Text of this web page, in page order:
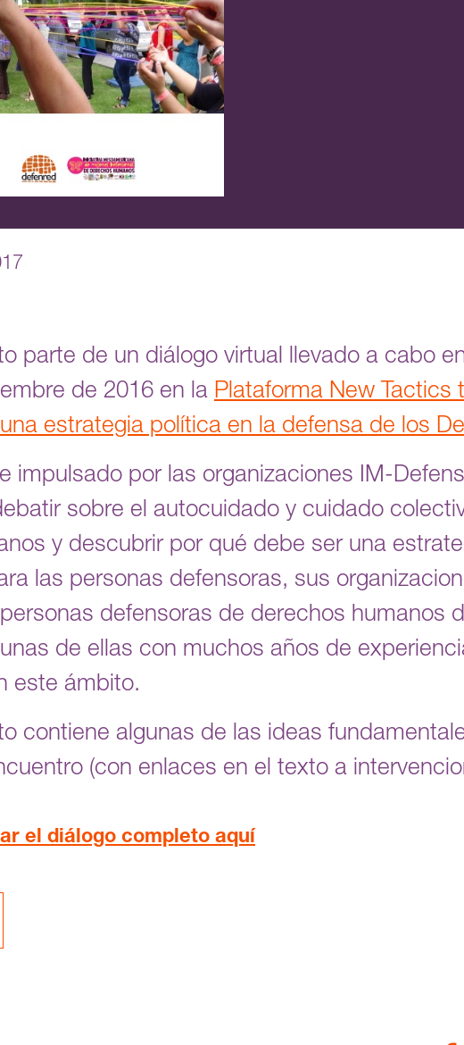
parte de un diálogo virtual llevado a cabo
de 2016 en la Plataforma New Tactics
estrategia política en la defensa de los
impulsado por las organizaciones IM-
sobre el autocuidado y cuidado
y descubrir por qué debe ser una
las personas defensoras, sus
defensoras de derechos humanos
de ellas con muchos años de
este ámbito.
contiene algunas de las ideas
(con enlaces en el texto a
el diálogo completo aquí